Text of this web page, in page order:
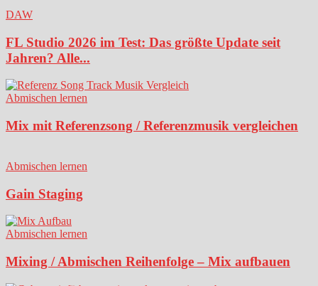
DAW
FL Studio 2026 im Test: Das größte Update seit
Jahren? Alle...
Abmischen lernen
Mix mit Referenzsong / Referenzmusik vergleichen
Abmischen lernen
Gain Staging
Abmischen lernen
Mixing / Abmischen Reihenfolge – Mix aufbauen